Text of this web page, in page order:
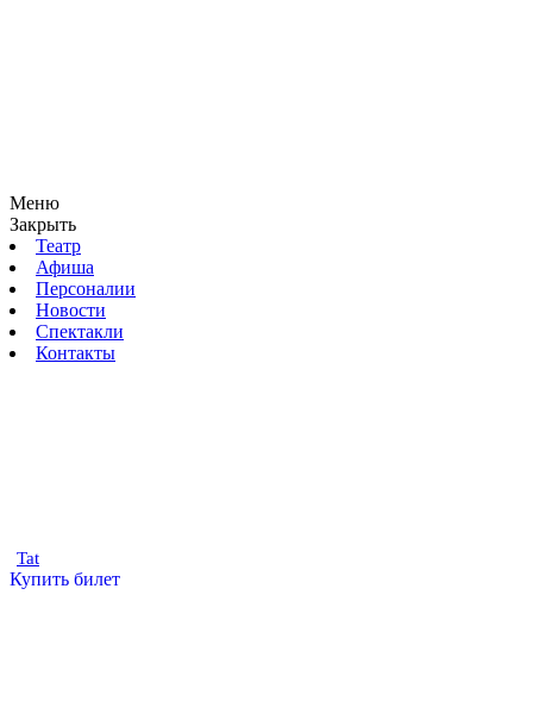
Меню
Закрыть
Театр
Афиша
Персоналии
Новости
Спектакли
Контакты
Tat
Купить билет